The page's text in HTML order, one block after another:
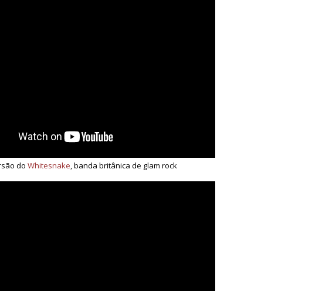
do Whitesnake, banda britânica de glam rock